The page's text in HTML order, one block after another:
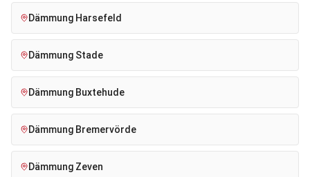
Dämmung Harsefeld
Dämmung Stade
Dämmung Buxtehude
Dämmung Bremervörde
Dämmung Zeven